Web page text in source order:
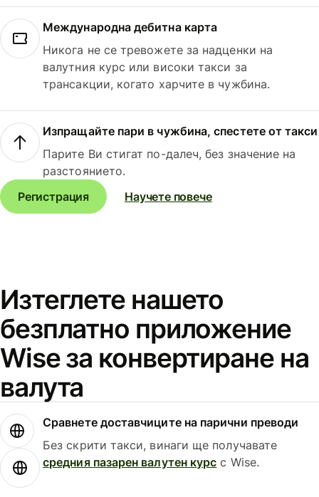
Международна дебитна карта
Никога не се тревожете за надценки на
валутния курс или високи такси за
трансакции, когато харчите в чужбина.
Изпращайте пари в чужбина, спестете от такси
Парите Ви стигат по-далеч, без значение на
разстоянието.
Регистрация
Научете повече
Изтеглете нашето
безплатно приложение
Wise за конвертиране на
валута
Сравнете доставчиците на парични преводи
Без скрити такси, винаги ще получавате
средния пазарен валутен курс с Wise.